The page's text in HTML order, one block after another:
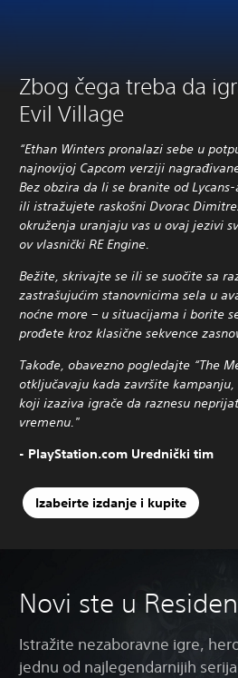
Zbog čega treba da
Evil Village
“Ethan Winters pronalazi sebe u
najnovijoj Capcom verziji
Bez obzira da li se branite od
ili istražujete raskošni Dvorac
okruženja uranjaju vas u ovaj jezivi
ov vlasnički RE Engine.
Bežite, skrivajte se ili se suočite sa
zastrašujućim stanovnicima sela u
noćne more – u situacijama i borite
prođete kroz klasične sekvence
Takođe, obavezno pogledajte “The
otključavaju kada završite
koji izaziva igrače da raznesu
vremenu."
- PlayStation.com Urednički tim
Izabeirte izdanje i kupite
Novi ste u
Istražite nezaboravne igre,
jednu od najlegendarnijih